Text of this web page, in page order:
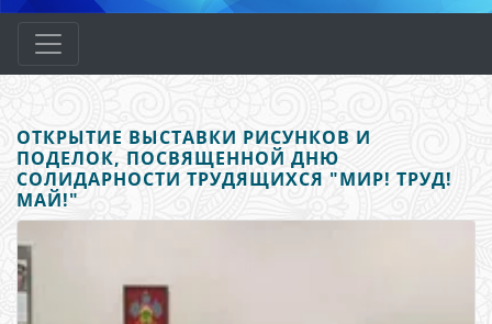
ОТКРЫТИЕ ВЫСТАВКИ РИСУНКОВ И
ПОДЕЛОК, ПОСВЯЩЕННОЙ ДНЮ
СОЛИДАРНОСТИ ТРУДЯЩИХСЯ "МИР! ТРУД!
МАЙ!"